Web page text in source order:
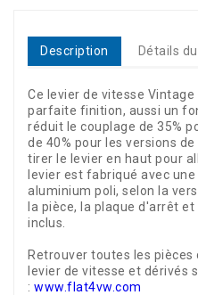
Description Détails
Ce levier de vitesse
parfaite finition, aussi un
réduit le couplage de 35%
de 40% pour les versions
tirer le levier en haut pour
levier est fabriqué avec
aluminium poli, selon la
la pièce, la plaque d'arrêt
inclus.
Retrouver toutes les
levier de vitesse et dérivés
: www.flat4vw.com